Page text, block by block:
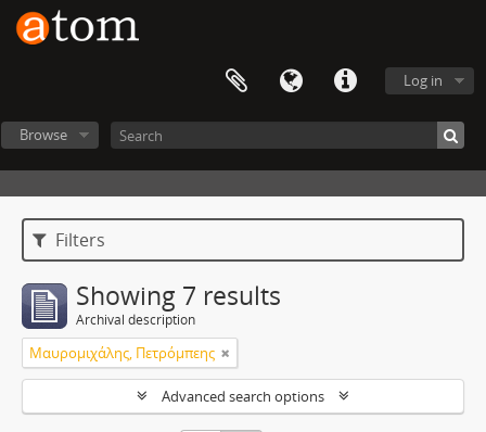
Log in
Browse
Filters
Showing 7 results
Archival description
Μαυρομιχάλης, Πετρόμπεης
Advanced search options